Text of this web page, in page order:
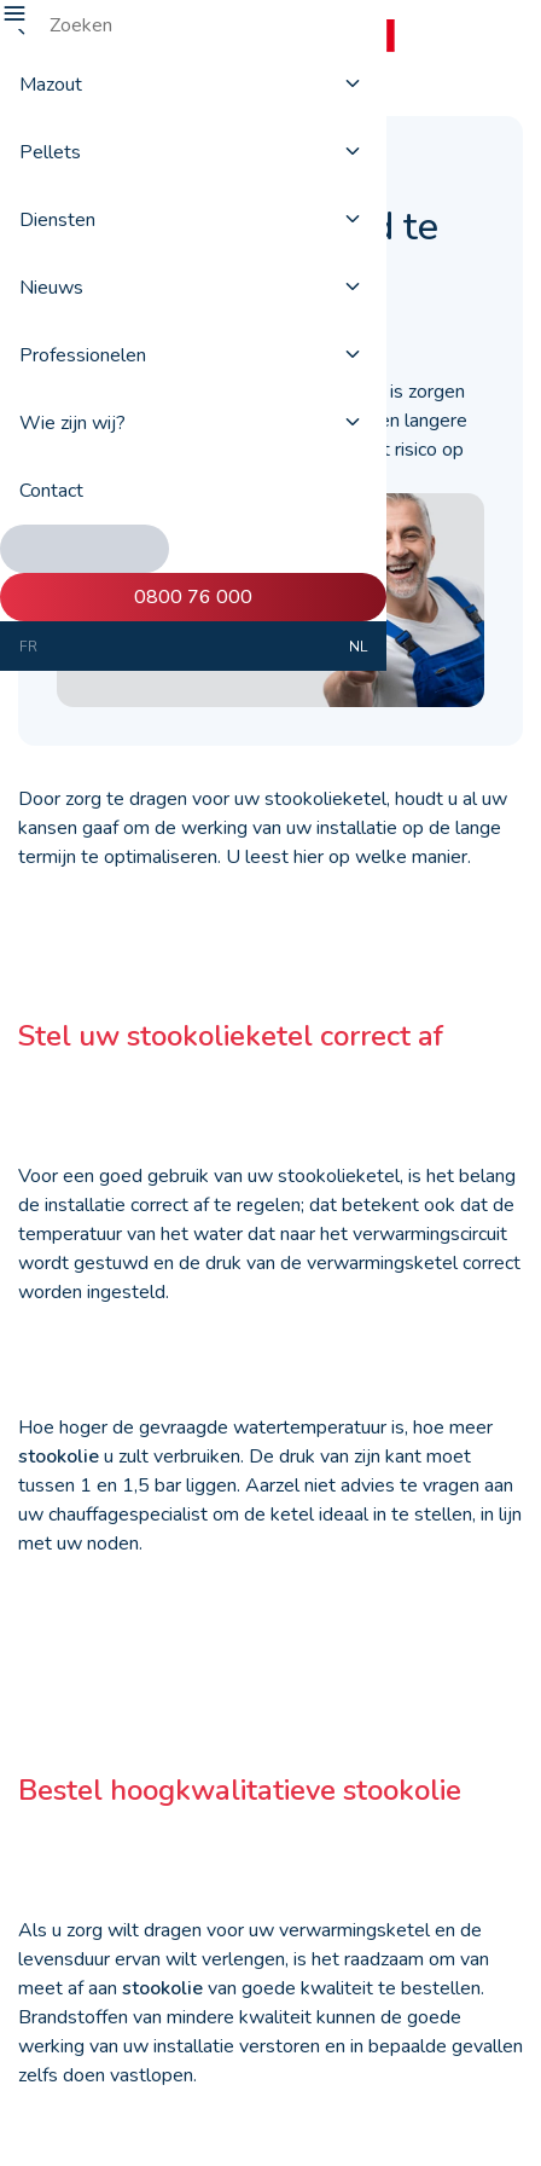
Mazout
Pellets
Diensten
Nieuws
Professionelen
Wie zijn wij?
Contact
0800 76 000
FR NL
stookolieketel goed te
gebruiken
Uw stookolieketel goed gebruiken, dat is zorgen
voor een betere werkzaamheid, voor een langere
levensduur en voor een indijking van het risico op
uitval.
Door zorg te dragen voor uw stookolieketel, houdt u al uw
kansen gaaf om de werking van uw installatie op de lange
termijn te optimaliseren. U leest hier op welke manier.
Stel uw stookolieketel correct af
Voor een goed gebruik van uw stookolieketel, is het belang
de installatie correct af te regelen; dat betekent ook dat de
temperatuur van het water dat naar het verwarmingscircuit
wordt gestuwd en de druk van de verwarmingsketel correct
worden ingesteld.
Hoe hoger de gevraagde watertemperatuur is, hoe meer
stookolieu zult verbruiken. De druk van zijn kant moet
tussen 1 en 1,5 bar liggen. Aarzel niet advies te vragen aan
uw chauffagespecialist om de ketel ideaal in te stellen, in lijn
met uw noden.
Bestel hoogkwalitatieve stookolie
Als u zorg wilt dragen voor uw verwarmingsketel en de
levensduur ervan wilt verlengen, is het raadzaam om van
meet af aan stookolievan goede kwaliteit te bestellen.
Brandstoffen van mindere kwaliteit kunnen de goede
werking van uw installatie verstoren en in bepaalde gevallen
zelfs doen vastlopen.